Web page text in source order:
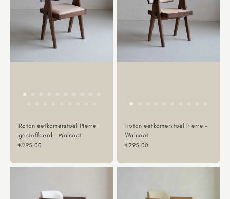
Rotan eetkamerstoel Pierre
gestoffeerd - Walnoot
Aanbiedingsprijs
€295,00
Rotan eetkamerstoel Pierre -
Walnoot
Aanbiedingsprijs
€295,00